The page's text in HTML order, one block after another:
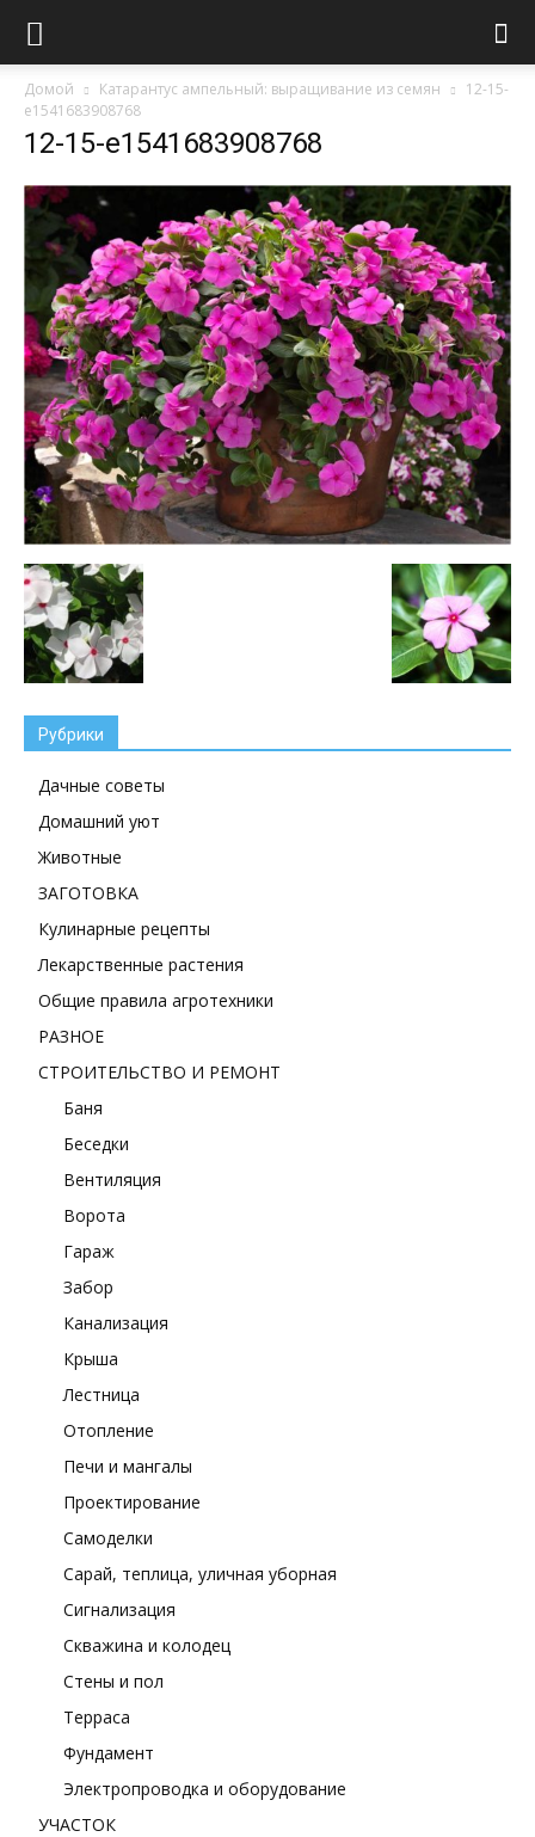
Домой Катарантус ампельный: выращивание из семян
12-15-
e1541683908768
12-15-e1541683908768
Рубрики
Дачные советы
Домашний уют
Животные
ЗАГОТОВКА
Кулинарные рецепты
Лекарственные растения
Общие правила агротехники
РАЗНОЕ
СТРОИТЕЛЬСТВО И РЕМОНТ
Баня
Беседки
Вентиляция
Ворота
Гараж
Забор
Канализация
Крыша
Лестница
Отопление
Печи и мангалы
Проектирование
Самоделки
Сарай, теплица, уличная уборная
Сигнализация
Скважина и колодец
Стены и пол
Терраса
Фундамент
Электропроводка и оборудование
УЧАСТОК